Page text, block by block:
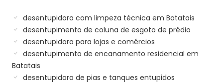
desentupidora com limpeza técnica em Batatais
desentupimento de coluna de esgoto de prédio
desentupidora para lojas e comércios
desentupimento de encanamento residencial em
Batatais
desentupidora de pias e tanques entupidos